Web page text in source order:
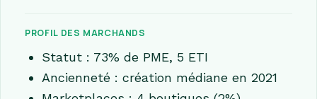
PROFIL DES MARCHANDS
Statut : 73% de PME, 5 ETI
Ancienneté : création médiane en 2021